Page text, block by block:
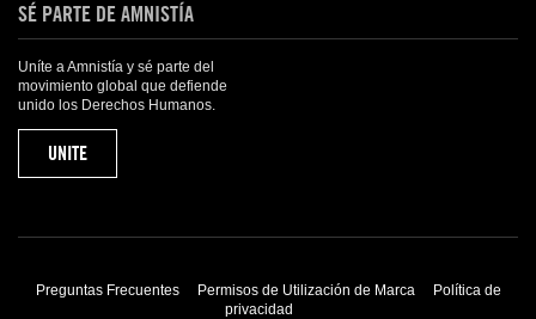
SÉ PARTE DE AMNISTÍA
Uníte a Amnistía y sé parte del
movimiento global que defiende
unido los Derechos Humanos.
UNITE
Preguntas Frecuentes Permisos de Utilización de Marca
Política de
privacidad